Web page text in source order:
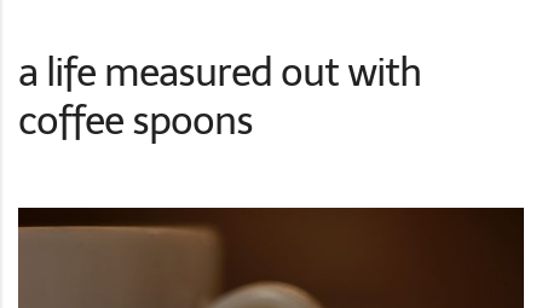
a life measured out with
coffee spoons